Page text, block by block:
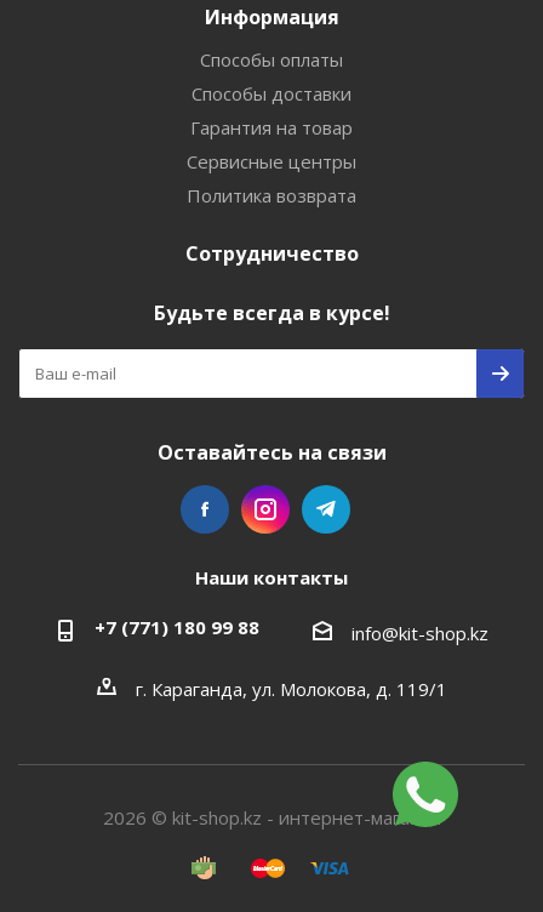
Информация
Способы оплаты
Способы доставки
Гарантия на товар
Сервисные центры
Политика возврата
Сотрудничество
Будьте всегда в курсе!
Оставайтесь на связи
Наши контакты
+7 (771) 180 99 88 info@kit-shop.kz
г. Караганда, ул. Молокова, д. 119/1
2026 © kit-shop.kz - интернет-магазин